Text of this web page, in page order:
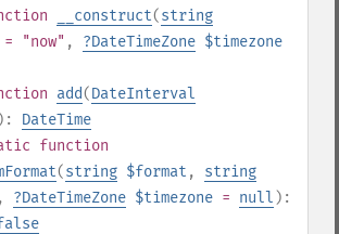
__construct(string
= "now" , ?DateTimeZone $timezone
add(DateInterval
): DateTime
function
(string $format , string
, ?DateTimeZone $timezone = null ):